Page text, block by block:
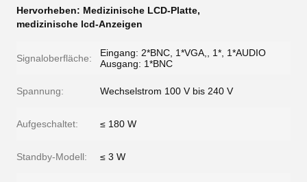
Hervorheben: Medizinische LCD-Platte,
medizinische lcd-Anzeigen
Signaloberfläche:
Eingang: 2*BNC, 1*VGA,, 1*, 1*AUDIO
Ausgang: 1*BNC
Spannung: Wechselstrom 100 V bis 240 V
Aufgeschaltet: ≤ 180 W
Standby-Modell: ≤ 3 W